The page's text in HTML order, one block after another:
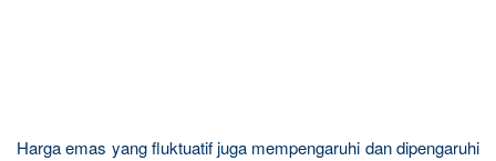
Harga emas yang fluktuatif juga mempengaruhi dan dipengaruhi